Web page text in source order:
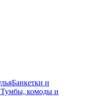
Банкетки и
Тумбы, комоды и